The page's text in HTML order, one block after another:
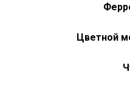
Цветной